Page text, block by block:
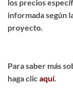
los precios
informada según
proyecto.
Para saber más
haga clicaquí.